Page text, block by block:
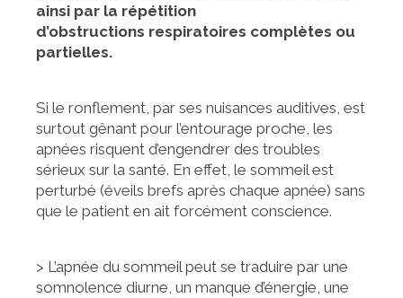
ainsi par la répétition
d’obstructions respiratoires complètes ou
partielles.
Si le ronflement, par ses nuisances auditives, est
surtout gênant pour l’entourage proche, les
apnées risquent d’engendrer des troubles
sérieux sur la santé. En effet, le sommeil est
perturbé (éveils brefs après chaque apnée) sans
que le patient en ait forcément conscience.
> L’apnée du sommeil peut se traduire par une
somnolence diurne, un manque d’énergie, une